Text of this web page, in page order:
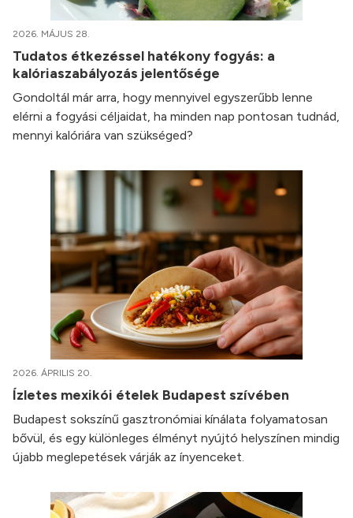
2026. MÁJUS 28.
Tudatos étkezéssel hatékony fogyás: a
kalóriaszabályozás jelentősége
Gondoltál már arra, hogy mennyivel egyszerűbb lenne
elérni a fogyási céljaidat, ha minden nap pontosan tudnád,
mennyi kalóriára van szükséged?
2026. ÁPRILIS 20.
Ízletes mexikói ételek Budapest szívében
Budapest sokszínű gasztronómiai kínálata folyamatosan
bővül, és egy különleges élményt nyújtó helyszínen mindig
újabb meglepetések várják az ínyenceket.